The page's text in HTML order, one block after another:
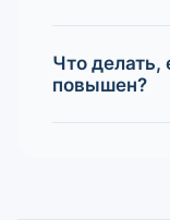
Что делать,
повышен?